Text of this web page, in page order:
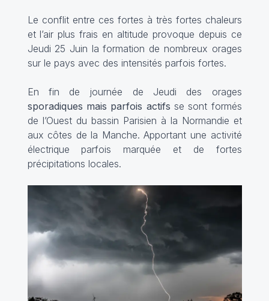
Le conflit entre ces fortes à très fortes chaleurs
et l’air plus frais en altitude provoque depuis ce
Jeudi 25 Juin la formation de nombreux orages
sur le pays avec des intensités parfois fortes.
En fin de journée de Jeudi des orages
sporadiques mais parfois actifs se sont formés
de l’Ouest du bassin Parisien à la Normandie et
aux côtes de la Manche. Apportant une activité
électrique parfois marquée et de fortes
précipitations locales.